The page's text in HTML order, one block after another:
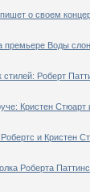
о своем
премьере Воды
Роберт
Кристен
и Кристен
Роберта